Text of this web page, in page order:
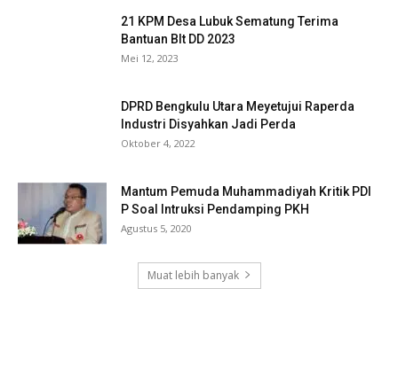
21 KPM Desa Lubuk Sematung Terima
Bantuan Blt DD 2023
Mei 12, 2023
DPRD Bengkulu Utara Meyetujui Raperda
Industri Disyahkan Jadi Perda
Oktober 4, 2022
Mantum Pemuda Muhammadiyah Kritik PDI
P Soal Intruksi Pendamping PKH
Agustus 5, 2020
Muat lebih banyak